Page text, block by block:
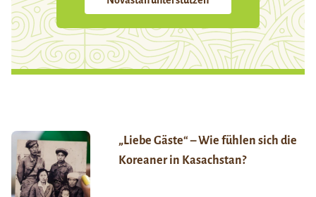
„Liebe Gäste“ – Wie fühlen sich die
Koreaner in Kasachstan?